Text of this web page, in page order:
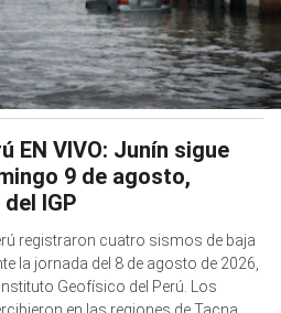
EN VIVO: Junín sigue
9 de agosto,
IGP
registraron cuatro sismos de baja
la jornada del 8 de agosto de 2026,
Geofísico del Perú. Los
en las regiones de Tacna,